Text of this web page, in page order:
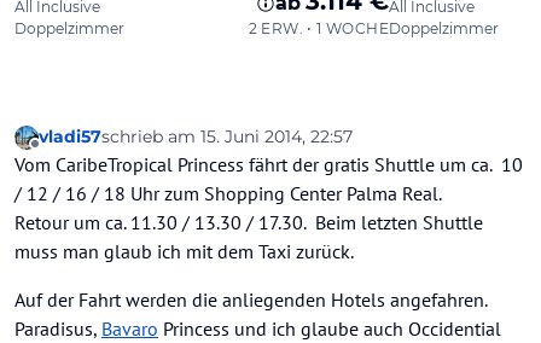
Offline
vladi57schrieb am 15. Juni 2014, 22:57
zuletzt editiert von
Vom CaribeTropical Princess fährt der gratis Shuttle um ca. 10
/ 12 / 16 / 18 Uhr zum Shopping Center Palma Real.
Retour um ca. 11.30 / 13.30 / 17.30. Beim letzten Shuttle
muss man glaub ich mit dem Taxi zurück.
Auf der Fahrt werden die anliegenden Hotels angefahren.
Paradisus, Bavaro Princess und ich glaube auch Occidential